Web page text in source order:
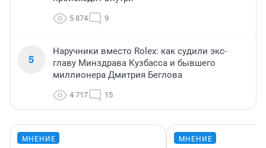
5 874 9
5
Наручники вместо Rolex: как судили экс-
главу Минздрава Кузбасса и бывшего
миллионера Дмитрия Беглова
4 717 15
МНЕНИЕ МНЕНИЕ